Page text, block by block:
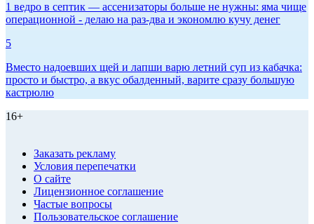
1 ведро в септик — ассенизаторы больше не нужны: яма чище
операционной - делаю на раз-два и экономлю кучу денег
5
Вместо надоевших щей и лапши варю летний суп из кабачка:
просто и быстро, а вкус обалденный, варите сразу большую
кастрюлю
16+
Заказать рекламу
Условия перепечатки
О сайте
Лицензионное соглашение
Частые вопросы
Пользовательское соглашение